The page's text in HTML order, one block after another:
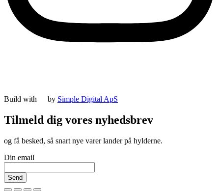
Build with by Simple Digital ApS
Tilmeld dig vores nyhedsbrev
og få besked, så snart nye varer lander på hylderne.
Din email